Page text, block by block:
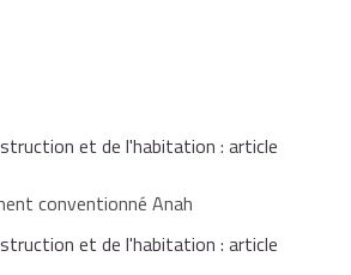
est une convention à loyer
invoquer un motif légitime et
main propre contre émargement
et de l'habitation : article
conventionné Anah
et de l'habitation : article